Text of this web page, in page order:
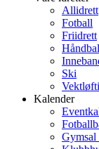
Allidrett
Fotball
Friidrett
Ski
Kalender
Gymsal